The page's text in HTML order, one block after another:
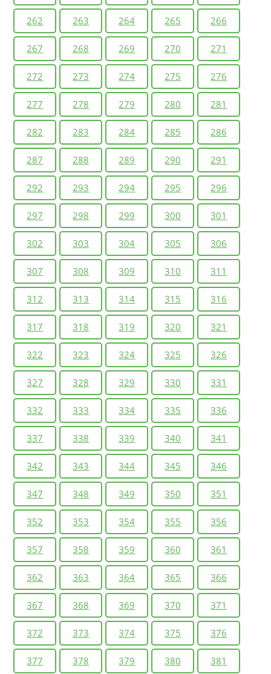
262 263 264 265 266
267 268 269 270 271
272 273 274 275 276
277 278 279 280 281
282 283 284 285 286
287 288 289 290 291
292 293 294 295 296
297 298 299 300 301
302 303 304 305 306
307 308 309 310 311
312 313 314 315 316
317 318 319 320 321
322 323 324 325 326
327 328 329 330 331
332 333 334 335 336
337 338 339 340 341
342 343 344 345 346
347 348 349 350 351
352 353 354 355 356
357 358 359 360 361
362 363 364 365 366
367 368 369 370 371
372 373 374 375 376
377 378 379 380 381